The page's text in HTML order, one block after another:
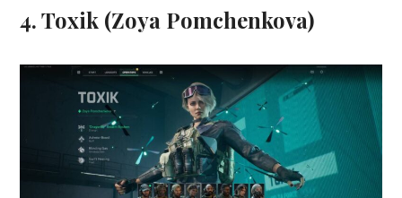
4. Toxik (Zoya Pomchenkova)